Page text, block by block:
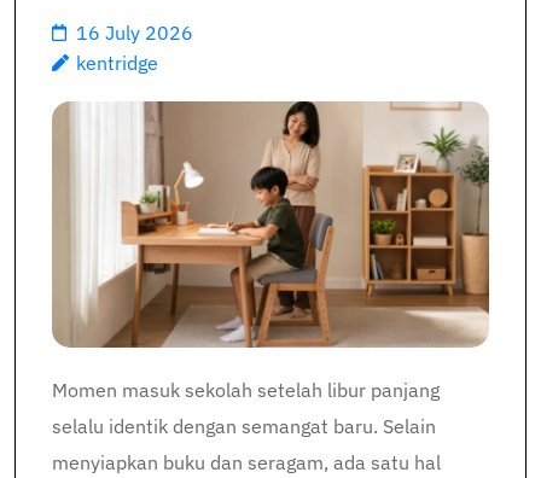
16 July 2026
kentridge
Momen masuk sekolah setelah libur panjang
selalu identik dengan semangat baru. Selain
menyiapkan buku dan seragam, ada satu hal